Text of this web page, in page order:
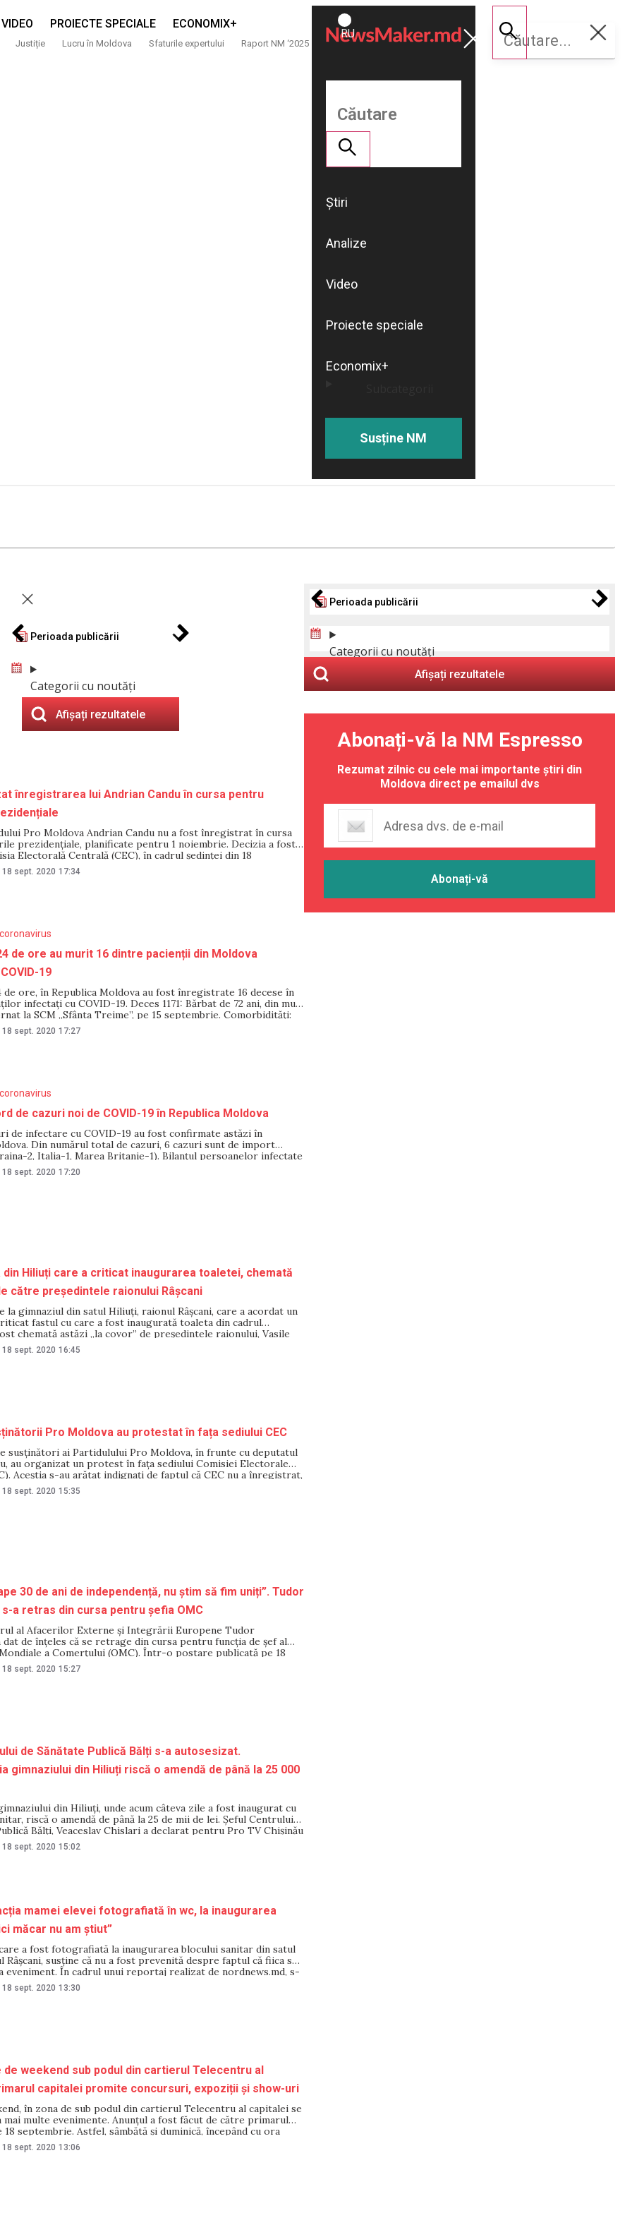
VIDEO PROIECTE SPECIALE ECONOMIX+
Justiție Lucru în Moldova Sfaturile expertului Raport NM ‘2025
ROMÂNĂ
RU
Susține
NM
Știri
Analize
Video
Proiecte speciale
Economix+
Susține NM
Perioada publicării
Categorii cu noutăți
Afișați rezultatele
înregistrarea lui Andrian Candu în cursa pentru
Pro Moldova Andrian Candu nu a fost înregistrat în cursa
prezidențiale, planificate pentru 1 noiembrie. Decizia a fost
Electorală Centrală (CEC), în cadrul ședinței din 18
Pro Moldova Andrian Candu a declarat că decizia este
din partea președintelui
18 sept. 2020 17:34
de ore au murit 16 dintre pacienții din Moldova
19
de ore, în Republica Moldova au fost înregistrate 16 decese în
infectați cu COVID-19. Deces 1171: Bărbat de 72 ani, din mun.
la SCM „Sfânta Trеimе”, pe 15 septembrie. Comorbidități:
boală renală. Deces 1172: Bărbat de 80 ani, din mun.
18 sept. 2020 17:27
de cazuri noi de COVID-19 în Republica Moldova
de infectare cu COVID-19 au fost confirmate astăzi în
Din numărul total de cazuri, 6 cazuri sunt de import
2, Italia-1, Marea Britanie-1). Bilanțul persoanelor infectate
a ajuns la 45 648 cazuri. Total teste efectuate – 2776,
–
18 sept. 2020 17:20
Hiliuți care a criticat inaugurarea toaletei, chemată
către președintele raionului Râșcani
la gimnaziul din satul Hiliuți, raionul Râșcani, care a acordat un
fastul cu care a fost inaugurată toaleta din cadrul
chemată astăzi „la covor” de președintele raionului, Vasile
a prevenit-o pe Nelea Diaconu că gimnaziul nu va mai
18 sept. 2020 16:45
Pro Moldova au protestat în fața sediului CEC
susținători ai Partidulului Pro Moldova, în frunte cu deputatul
au organizat un protest în fața sediului Comisiei Electorale
Aceștia s-au arătat indignați de faptul că CEC nu a înregistrat,
lui Andrian Candu la funcția de președinte al țării.
scandat
18 sept. 2020 15:35
30 de ani de independență, nu știm să fim uniți”. Tudor
a retras din cursa pentru șefia OMC
al Afacerilor Externe și Integrării Europene Tudor
dat de înțeles că se retrage din cursa pentru funcția de șef al
a Comerțului (OMC). Într-o postare publicată pe 18
pagina sa de Facebook, acesta a scris că anumiți „demnitari de
18 sept. 2020 15:27
de Sănătate Publică Bălți s-a autosesizat.
gimnaziului din Hiliuți riscă o amendă de până la 25 000
din Hiliuți, unde acum câteva zile a fost inaugurat cu
riscă o amendă de până la 25 de mii de lei. Șeful Centrului
Bălți, Veaceslav Chislari a declarat pentru Pro TV Chișinău
a autosesizat, iar reprezentanții acesteia au mers în
18 sept. 2020 15:02
mamei elevei fotografiată în wc, la inaugurarea
măcar nu am știut”
a fost fotografiată la inaugurarea blocului sanitar din satul
Râșcani, susține că nu a fost prevenită despre faptul că fiica sa
eveniment. În cadrul unui reportaj realizat de nordnews.md, s-
de situația creată și una dintre profesoarele gimnaziului
18 sept. 2020 13:30
de weekend sub podul din cartierul Telecentru al
capitalei promite concursuri, expoziții și show-uri
în zona de sub podul din cartierul Telecentru al capitalei se
mai multe evenimente. Anunțul a fost făcut de către primarul
18 septembrie. Astfel, sâmbătă și duminică, începând cu ora
tronson va fi transformat într-o zona pietonală. Edilul capitalei
18 sept. 2020 13:06
Perioada publicării
Categorii cu noutăți
Afișați rezultatele
Abonați-vă la NM Espresso
Rezumat zilnic cu cele mai importante știri din
Moldova direct pe emailul dvs